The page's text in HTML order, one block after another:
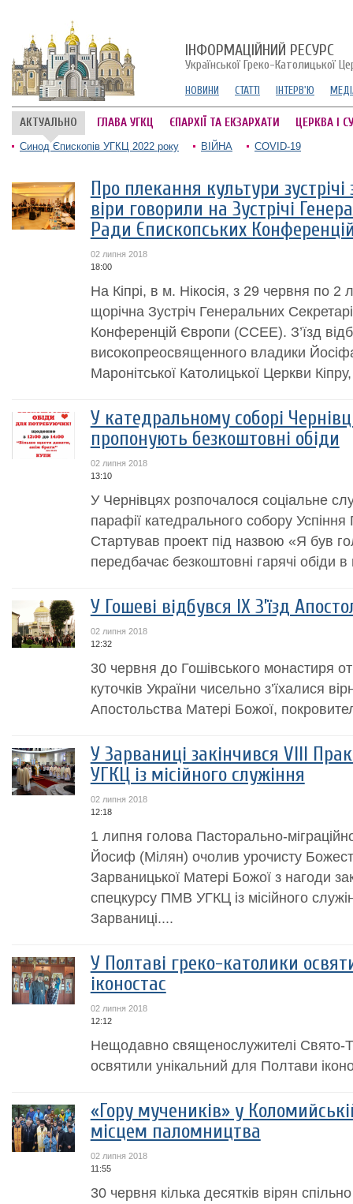
ІНФОРМАЦІЙНИЙ РЕСУРС
Української Греко-Католицької
НОВИНИ СТАТТІ ІНТЕРВ'Ю
АКТУАЛЬНО ГЛАВА УГКЦ ЄПАРХІЇ ТА ЕКЗАРХАТИ ЦЕРКВА І
Синод Єпископів УГКЦ 2022 року ВІЙНА COVID-19
Про плекання культури
віри говорили на Зустрічі
Ради Єпископських
02 липня 2018
18:00
На Кіпрі, в м. Нікосія, з 29 червня по
щорічна Зустріч Генеральних
Конференцій Європи (ССЕЕ). З’їзд
високопреосвященного владики
Маронітської Католицької Церкви
У катедральному соборі
пропонують безкоштовні обіди
02 липня 2018
13:10
У Чернівцях розпочалося соціальне
парафії катедрального собору
Стартував проект під назвою «Я був
передбачає безкоштовні гарячі обіди в
У Гошеві відбувся ІХ З’їзд
02 липня 2018
12:32
30 червня до Гошівського монастиря
куточків України чисельно з’їхалися
Апостольства Матері Божої,
У Зарваниці закінчився VIII
УГКЦ із місійного служіння
02 липня 2018
12:18
1 липня голова Пасторально-
Йосиф (Мілян) очолив урочисту
Зарваницької Матері Божої з нагоди
спецкурсу ПМВ УГКЦ із місійного
Зарваниці....
У Полтаві греко-католики
іконостас
02 липня 2018
12:12
Нещодавно священослужителі Свято-
освятили унікальний для Полтави
«Гору мучеників» у
місцем паломництва
02 липня 2018
11:55
30 червня кілька десятків вірян